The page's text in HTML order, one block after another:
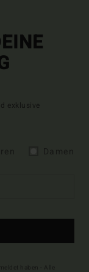
exklusive